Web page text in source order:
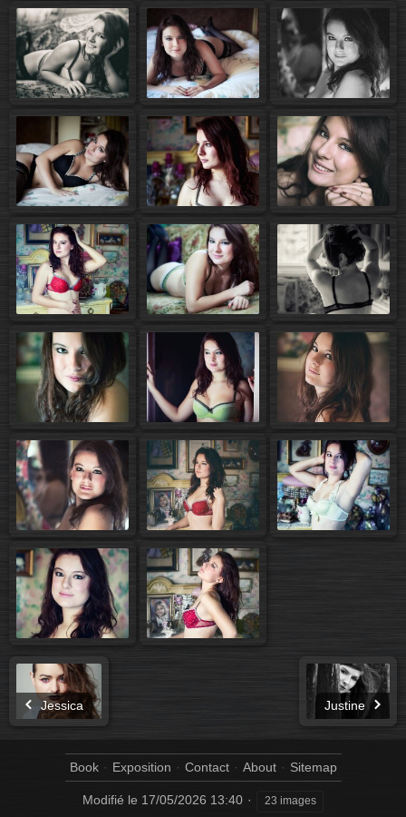
Jessica Justine
Book Exposition Contact About Sitemap
Modifié le 17/05/2026 13:40 23 images